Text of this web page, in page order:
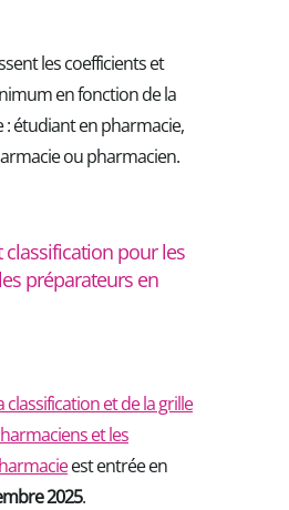
les coefficients et
en fonction de la
: étudiant en pharmacie,
ou pharmacien.
classification pour les
préparateurs en
et de la grille
et les
est entrée en
2025.